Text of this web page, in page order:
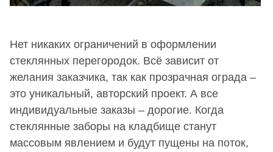
Нет никаких ограничений в оформлении
стеклянных перегородок. Всё зависит от
желания заказчика, так как прозрачная ограда –
это уникальный, авторский проект. А все
индивидуальные заказы – дорогие. Когда
стеклянные заборы на кладбище станут
массовым явлением и будут пущены на поток,